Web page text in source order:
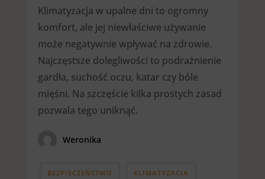
Klimatyzacja w upalne dni to ogromny
komfort, ale jej niewłaściwe używanie
może negatywnie wpływać na zdrowie.
Najczęstsze dolegliwości to podrażnienie
gardła, suchość oczu, katar czy bóle
mięśni. Na szczęście kilka prostych zasad
pozwala tego uniknąć.
Weronika
BEZPIECZEŃSTWO KLIMATYZACJA